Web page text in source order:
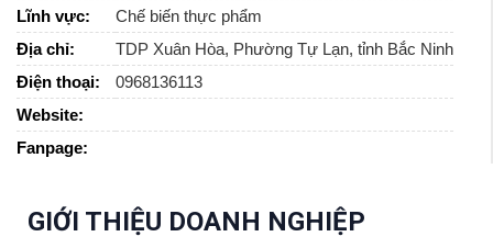
Lĩnh vực:
Chế biến thực phẩm
Địa chỉ:
TDP Xuân Hòa, Phường Tự Lạn, tỉnh Bắc Ninh
Điện thoại:
0968136113
Website:
Fanpage:
GIỚI THIỆU DOANH NGHIỆP